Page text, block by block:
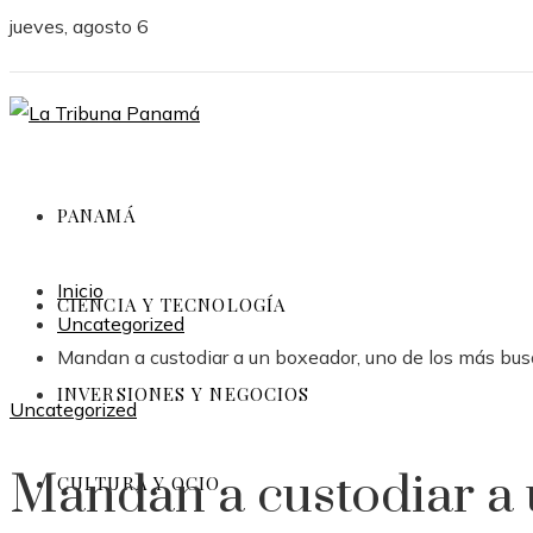
jueves, agosto 6
PANAMÁ
CIENCIA Y TECNOLOGÍA
INVERSIONES Y NEGOCIOS
CULTURA Y OCIO
Inicio
Uncategorized
Mandan a custodiar a un boxeador, uno de los más
Uncategorized
Mandan a custodiar